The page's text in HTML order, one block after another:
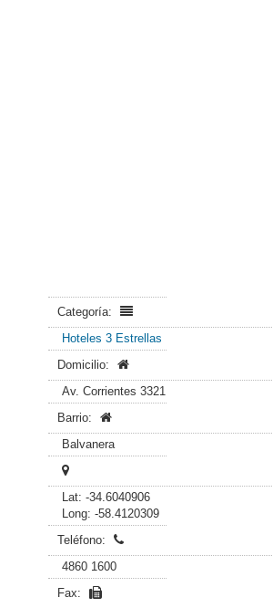
Categoría:
Hoteles 3 Estrellas
Domicilio:
Av. Corrientes 3321
Barrio:
Balvanera
Lat: -34.6040906
Long: -58.4120309
Teléfono:
4860 1600
Fax: